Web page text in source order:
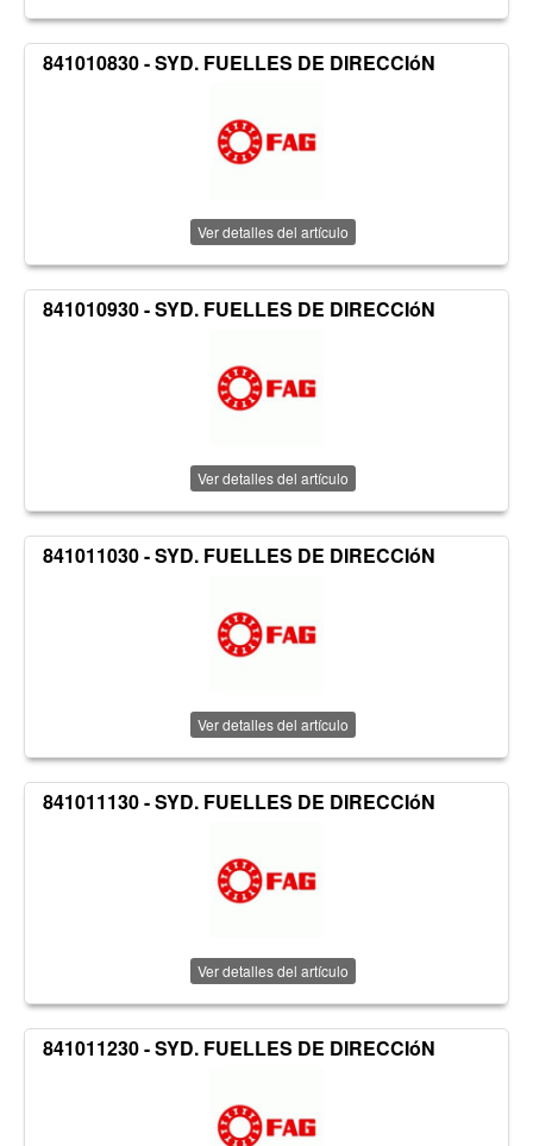
841010830 - SYD. FUELLES DE DIRECCIóN
Ver detalles del artículo
841010930 - SYD. FUELLES DE DIRECCIóN
Ver detalles del artículo
841011030 - SYD. FUELLES DE DIRECCIóN
Ver detalles del artículo
841011130 - SYD. FUELLES DE DIRECCIóN
Ver detalles del artículo
841011230 - SYD. FUELLES DE DIRECCIóN